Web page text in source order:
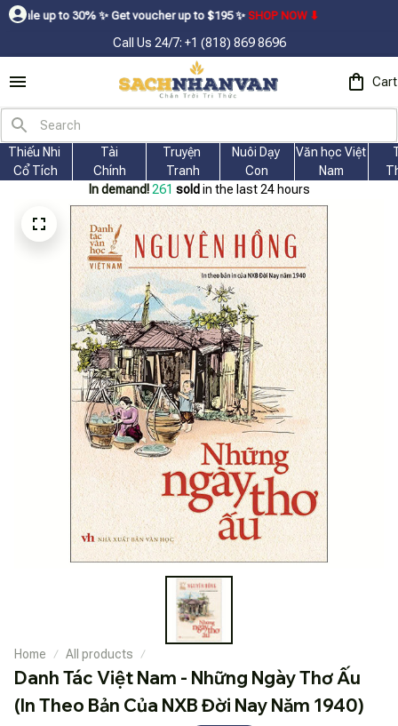
ㅤ✨ㅤ Get voucher up to $195ㅤ ✨ㅤSHOP NOW ⬇
Call Us 24/7: +1 (818) 869 8696
Cart
Thiếu Nhi
Cổ Tích
Tài
Chính
Truyện
Tranh
Nuôi Dạy
Con
Văn học Việt
Nam
In demand! 261 sold in the last 24 hours
Home All products
Danh Tác Việt Nam - Những Ngày Thơ Ấu
(In Theo Bản Của NXB Đời Nay Năm 1940)